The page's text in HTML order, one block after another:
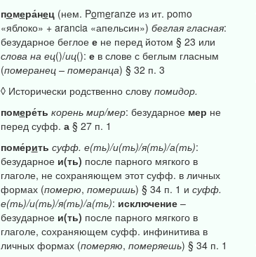
помера́нец(нем. Pomeranze из ит. pomo
«яблоко» + arancia «апельсин») беглая гласная:
безударное беглое ене перед йотом § 23 или
слова на ец()/иц(): ев слове с беглым гласным
(померанец – померанца) § 32 п. 3
◊ Исторически родственно слову помидор.
помере́ть корень мир/мер: безударное мер не
перед суфф. а§ 27 п. 1
поме́рить суфф. е(ть)/и(ть)/я(ть)/а(ть):
безударное и(ть) после парного мягкого в
глаголе, не сохраняющем этот суфф. в личных
формах (померю, померишь) § 34 п. 1 и суфф.
е(ть)/и(ть)/я(ть)/а(ть): исключение–
безударное и(ть) после парного мягкого в
глаголе, сохраняющем суфф. инфинитива в
личных формах (померяю, померяешь) § 34 п. 1